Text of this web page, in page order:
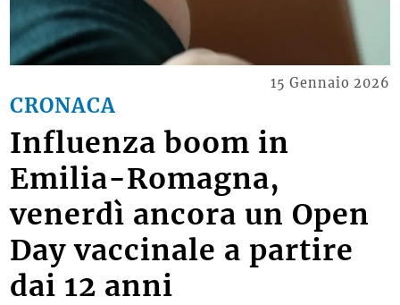
CRONACA
15 Gennaio 2026
Influenza boom in
Emilia-Romagna,
venerdì ancora un Open
Day vaccinale a partire
dai 12 anni